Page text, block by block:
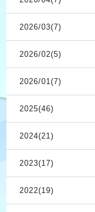
2026/03(7)
2026/02(5)
2026/01(7)
2025(46)
2024(21)
2023(17)
2022(19)